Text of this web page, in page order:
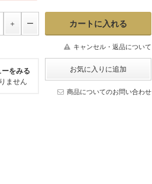
キャンセル・返品について
をみる
ません
商品についてのお問い合わせ